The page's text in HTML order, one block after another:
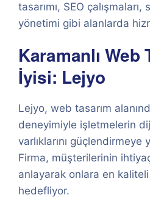
tasarımı, SEO
yönetimi gibi alanlarda
Karamanlı Web
İyisi: Lejyo
Lejyo, web tasarım
deneyimiyle işletmelerin
varlıklarını güçlendirmeye
Firma, müşterilerinin
anlayarak onlara en
hedefliyor.